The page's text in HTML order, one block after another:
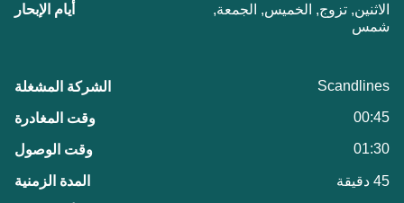
الاثنين, تزوج, الخميس, الجمعة,
شمس
Scandlines
00:45
01:30
45 دقيقة